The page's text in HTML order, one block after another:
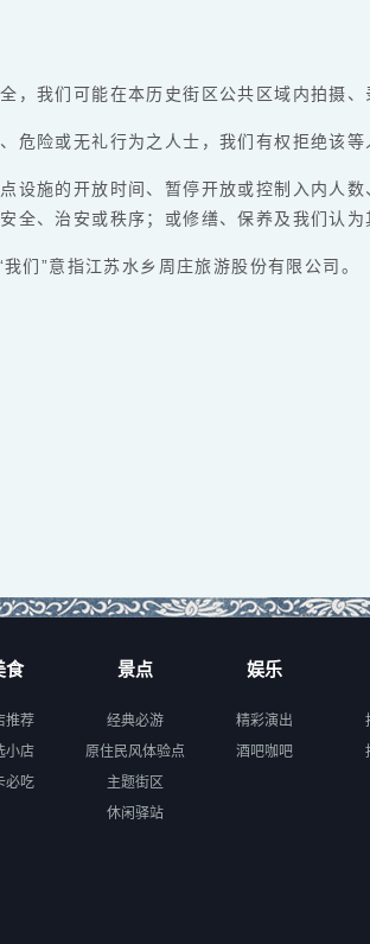
，我们可能在本历史街区公共区域内拍摄
危险或无礼行为之人士，我们有权拒绝该等
设施的开放时间、暂停开放或控制入内人
全、治安或秩序；或修缮、保养及我们认为
们”意指江苏水乡周庄旅游股份有限公司。
食
推荐
小店
必吃
景点
经典必游
原住民风体验点
主题街区
休闲驿站
娱乐
精彩演出
酒吧咖吧